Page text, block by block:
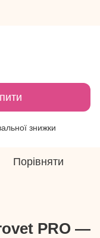
знижки
Порівняти
PRO —